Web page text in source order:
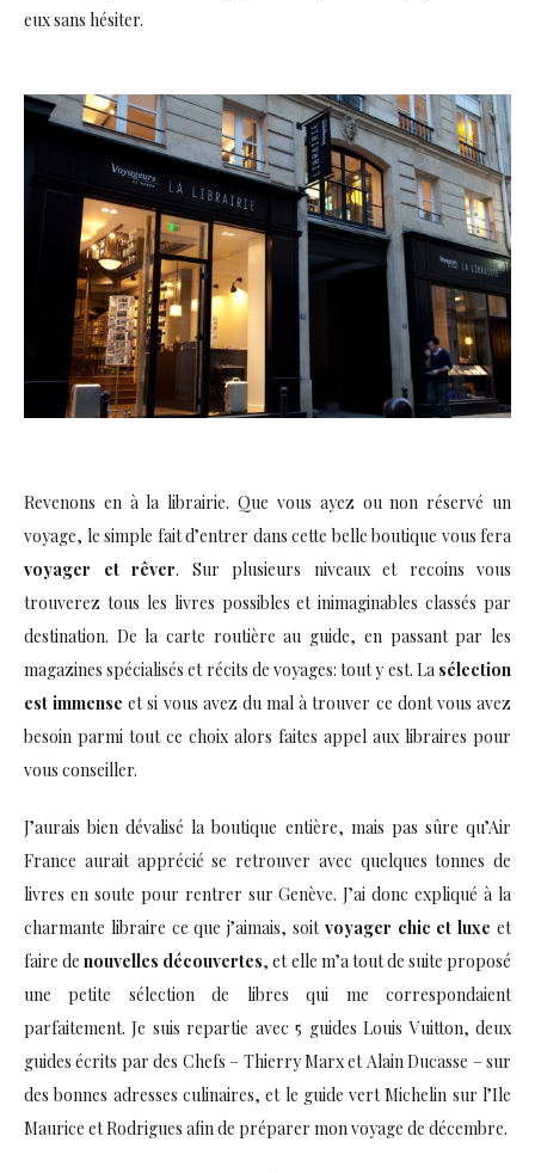
eux sans hésiter.
Revenons en à la librairie. Que vous ayez ou non réservé un
voyage, le simple fait d’entrer dans cette belle boutique vous fera
voyager et rêver. Sur plusieurs niveaux et recoins vous
trouverez tous les livres possibles et inimaginables classés par
destination. De la carte routière au guide, en passant par les
magazines spécialisés et récits de voyages: tout y est. La sélection
est immense et si vous avez du mal à trouver ce dont vous avez
besoin parmi tout ce choix alors faites appel aux libraires pour
vous conseiller.
J’aurais bien dévalisé la boutique entière, mais pas sûre qu’Air
France aurait apprécié se retrouver avec quelques tonnes de
livres en soute pour rentrer sur Genève. J’ai donc expliqué à la
charmante libraire ce que j’aimais, soit voyager chic et luxe et
faire denouvelles découvertes, et elle m’a tout de suite proposé
une petite sélection de libres qui me correspondaient
parfaitement. Je suis repartie avec 5 guides Louis Vuitton, deux
guides écrits par des Chefs – Thierry Marx et Alain Ducasse – sur
des bonnes adresses culinaires, et le guide vert Michelin sur l’Ile
Maurice et Rodrigues afin de préparer mon voyage de décembre.